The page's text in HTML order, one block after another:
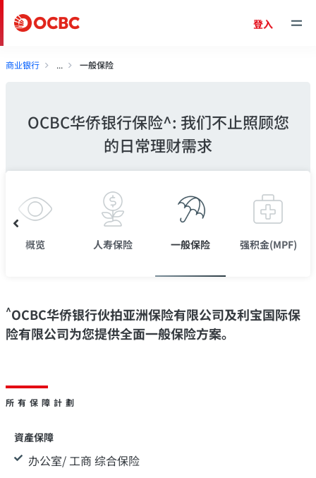
登入
商业银行 一般保险
OCBC华侨银行保险^: 我们不止照顾您
的日常理财需求
概览 人寿保险 一般保险 强积金(MPF)
^OCBC华侨银行伙拍亚洲保险有限公司及利宝国际保
险有限公司为您提供全面一般保险方案。
所有保障計劃
資產保障
办公室/ 工商 综合保险